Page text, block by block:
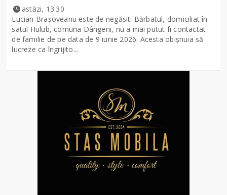
astăzi, 13:30
Lucian Brașoveanu este de negăsit. Bărbatul, domiciliat în
satul Hulub, comuna Dângeni, nu a mai putut fi contactat
de familie de pe data de 9 iunie 2026. Acesta obișnuia să
lucreze ca îngrijito...